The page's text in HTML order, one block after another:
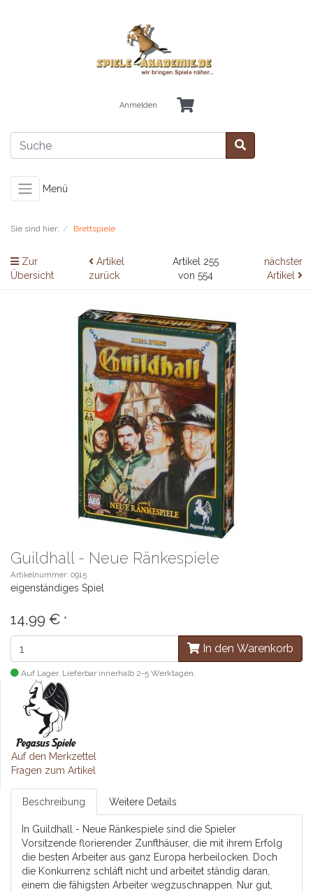
Anmelden
Menü
Sie sind hier: Brettspiele
Zur
Übersicht
Artikel
zurück
Artikel 255
von 554
nächster
Artikel
Guildhall - Neue Ränkespiele
Artikelnummer: 0915
eigenständiges Spiel
14,99 € *
In den Warenkorb
Auf Lager. Lieferbar innerhalb 2-5 Werktagen.
Auf den Merkzettel
Fragen zum Artikel
Beschreibung Weitere Details
In Guildhall - Neue Ränkespiele sind die Spieler
Vorsitzende florierender Zunfthäuser, die mit ihrem Erfolg
die besten Arbeiter aus ganz Europa herbeilocken. Doch
die Konkurrenz schläft nicht und arbeitet ständig daran,
einem die fähigsten Arbeiter wegzuschnappen. Nur gut,